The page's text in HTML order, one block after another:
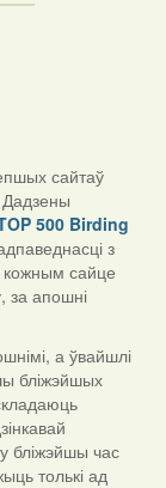
сайтаў
500 Birding
з
кожным сайце
за апошні
а ўвайшлі
бліжэйшых
бліжэйшы час
толькі ад